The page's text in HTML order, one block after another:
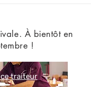
À bientôt en
!
traiteur